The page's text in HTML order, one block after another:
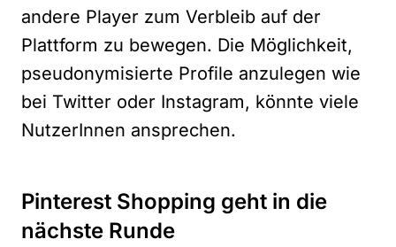
andere Player zum Verbleib auf der
Plattform zu bewegen. Die Möglichkeit,
pseudonymisierte Profile anzulegen wie
bei Twitter oder Instagram, könnte viele
NutzerInnen ansprechen.
Pinterest Shopping geht in die
nächste Runde